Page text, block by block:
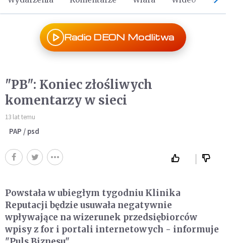
Radio DEON Modlitwa
"PB": Koniec złośliwych
komentarzy w sieci
13 lat temu
PAP / psd
Powstała w ubiegłym tygodniu Klinika
Reputacji będzie usuwała negatywnie
wpływające na wizerunek przedsiębiorców
wpisy z for i portali internetowych - informuje